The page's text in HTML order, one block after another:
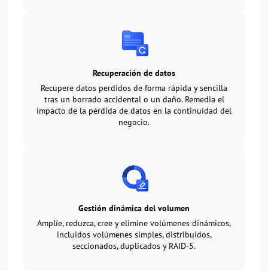
Recuperación de datos
Recupere datos perdidos de forma rápida y sencilla
tras un borrado accidental o un daño. Remedia el
impacto de la pérdida de datos en la continuidad del
negocio.
Gestión dinámica del volumen
Amplíe, reduzca, cree y elimine volúmenes dinámicos,
incluidos volúmenes simples, distribuidos,
seccionados, duplicados y RAID-5.